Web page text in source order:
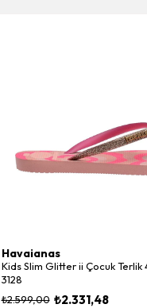
Havaianas
Kids Slim Glitter ii Çocuk Terlik
3128
₺2.331,48
₺2.599,00